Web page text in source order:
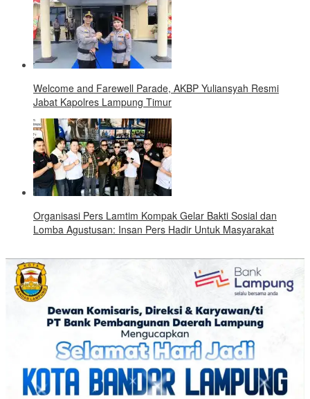
Welcome and Farewell Parade, AKBP Yuliansyah Resmi
Jabat Kapolres Lampung Timur
Organisasi Pers Lamtim Kompak Gelar Bakti Sosial dan
Lomba Agustusan: Insan Pers Hadir Untuk Masyarakat